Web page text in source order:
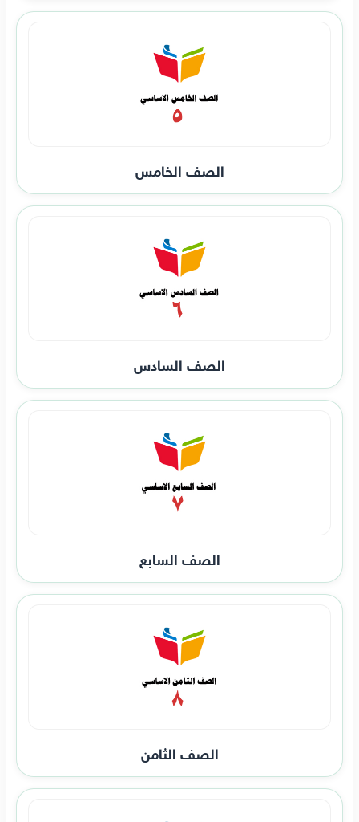
الصف الخامس
الصف السادس
الصف السابع
الصف الثامن